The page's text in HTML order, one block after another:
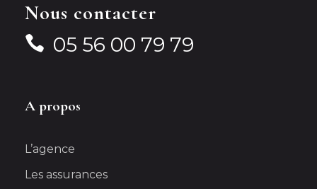
Nous contacter
05 56 00 79 79
A propos
L’agence
Les assurances